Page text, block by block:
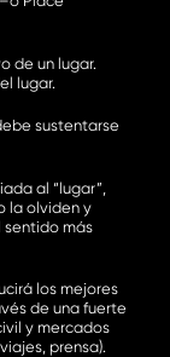
de un lugar.
lugar.
sustentarse
al “lugar”,
la olviden y
sentido más
los mejores
de una fuerte
y mercados
prensa).